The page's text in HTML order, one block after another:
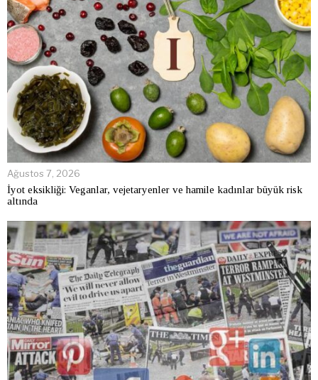
Ağustos 7, 2026
İyot eksikliği: Veganlar, vejetaryenler ve hamile kadınlar büyük risk
altında